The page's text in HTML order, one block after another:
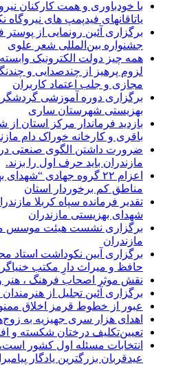
با خودباوری و همت کارکنان
یاتاقانهای فیدپمپ های نیروگاه
برگزاری آئین رونمایی از
جشنواره بین‌المللی شعر علوی
همه چیز دولت الکترونیک
لزوم پرهیز از چندصدایی و
مجازی و جلب اعتماد کاربران
برگزاری دوره آموزشی
بهزیستی شهرستان ساری
بازدید فرماندار مرکز استان
باقری و کارخانه خوراک دام
ضرورت داشتن الگوی صنعتی در
مازندران باید حرف اول را بزند.
اعزام ۲۲ گروه جهادی
مناطق کم برخوردار استان
تقدیر فرمانده سپاه کربلا
شهدای بهزیستی مازندران
برگزاری نشست هیئت موسس
مازندران
برگزاری آیین نکوداشت
حافظ و میراث دارِ مکتب
نقش موثر اصحاب فرهنگ ، هنر
برگزاری آئین تجلیل از
عبور از خطوط قرمز اخلاق
اهدای هزار سری جهیزیه به
تعیین‌تکلیف درختان شکسته و
انتخابات مسئله اول کشور
عیدقربان بزرگترین یادگار